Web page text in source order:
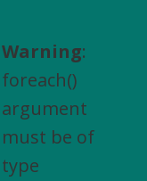
Warning:
foreach()
argument
must be of
type